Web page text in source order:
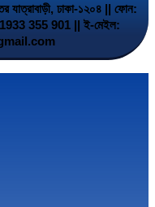
যাত্রাবাড়ী, ঢাকা-১২০৪ || ফোন:
355 901 || ই-মেইল: